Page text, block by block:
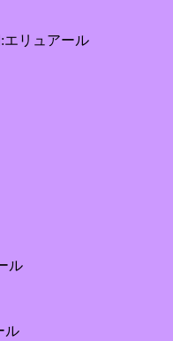
:エリュアール
ル
ル